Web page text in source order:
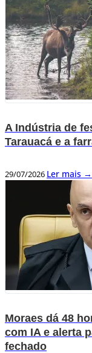
A Indústria de
Tarauacá e a
29/07/2026 Ler mais →
Moraes dá 48
com IA e alerta
fechado